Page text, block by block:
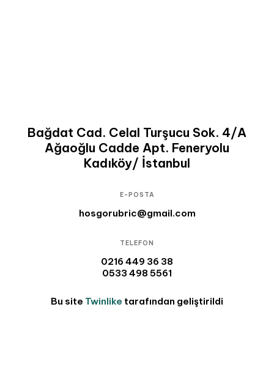
Bağdat Cad. Celal Turşucu Sok. 4/A
Ağaoğlu Cadde Apt. Feneryolu
Kadıköy/ İstanbul
E-POSTA
hosgorubric@gmail.com
TELEFON
0216 449 36 38
0533 498 5561
Bu site Twinlike tarafından geliştirildi